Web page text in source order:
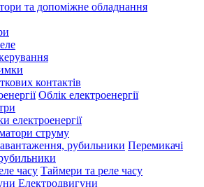
та допоміжне обладнання
контактів
Облік електроенергії
електроенергії
струму
Перемикачі
Таймери та реле часу
Електродвигуни